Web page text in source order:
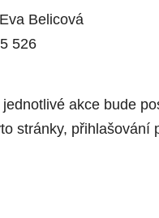
Belicová
526
akce bude
stránky, přihlašování